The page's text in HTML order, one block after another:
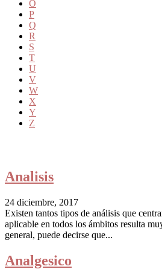
O
P
Q
R
S
T
U
V
W
X
Y
Z
Analisis
24 diciembre, 2017
Existen tantos tipos de análisis que
aplicable en todos los ámbitos resulta
general, puede decirse que...
Analgesico